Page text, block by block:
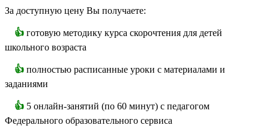
За доступную цену Вы получаете:
👍 готовую методику курса скорочтения для детей
школьного возраста
👍 полностью расписанные уроки с материалами и
заданиями
👍 5 онлайн-занятий (по 60 минут) с педагогом
Федерального образовательного сервиса